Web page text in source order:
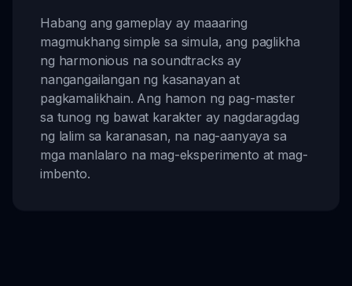
Habang ang gameplay ay maaaring
magmukhang simple sa simula, ang paglikha
ng harmonious na soundtracks ay
nangangailangan ng kasanayan at
pagkamalikhain. Ang hamon ng pag-master
sa tunog ng bawat karakter ay nagdaragdag
ng lalim sa karanasan, na nag-aanyaya sa
mga manlalaro na mag-eksperimento at mag-
imbento.